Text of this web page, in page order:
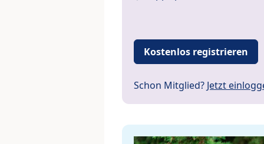
Kostenlos registrieren
Schon Mitglied? Jetzt